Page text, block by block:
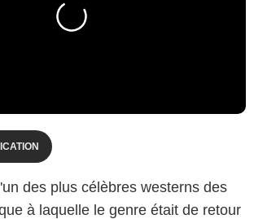
des plus célèbres westerns des
à laquelle le genre était de retour